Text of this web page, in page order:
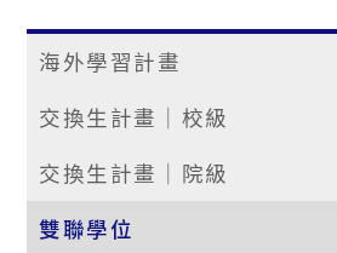
海外學習計畫
交換生計畫│校級
交換生計畫│院級
雙聯學位